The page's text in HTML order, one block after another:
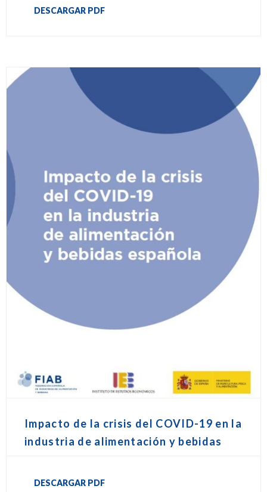
DESCARGAR PDF
Impacto de la crisis del COVID-19 en la
industria de alimentación y bebidas
DESCARGAR PDF